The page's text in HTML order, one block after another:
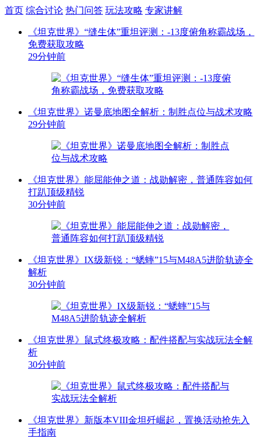
首页 综合讨论 热门问答 玩法攻略 专家讲解
《坦克世界》“缝生体”重坦评测：-13度俯角称霸战场，
免费获取攻略
29分钟前
《坦克世界》诺曼底地图全解析：制胜点位与战术攻略
29分钟前
《坦克世界》能屈能伸之道：战勋解密，普通阵容如何
打趴顶级精锐
30分钟前
《坦克世界》IX级新锐：“蟋蟀”15与M48A5进阶轨迹全
解析
30分钟前
《坦克世界》鼠式终极攻略：配件搭配与实战玩法全解
析
30分钟前
《坦克世界》新版本VIII金坦歼崛起，置换活动抢先入
手指南